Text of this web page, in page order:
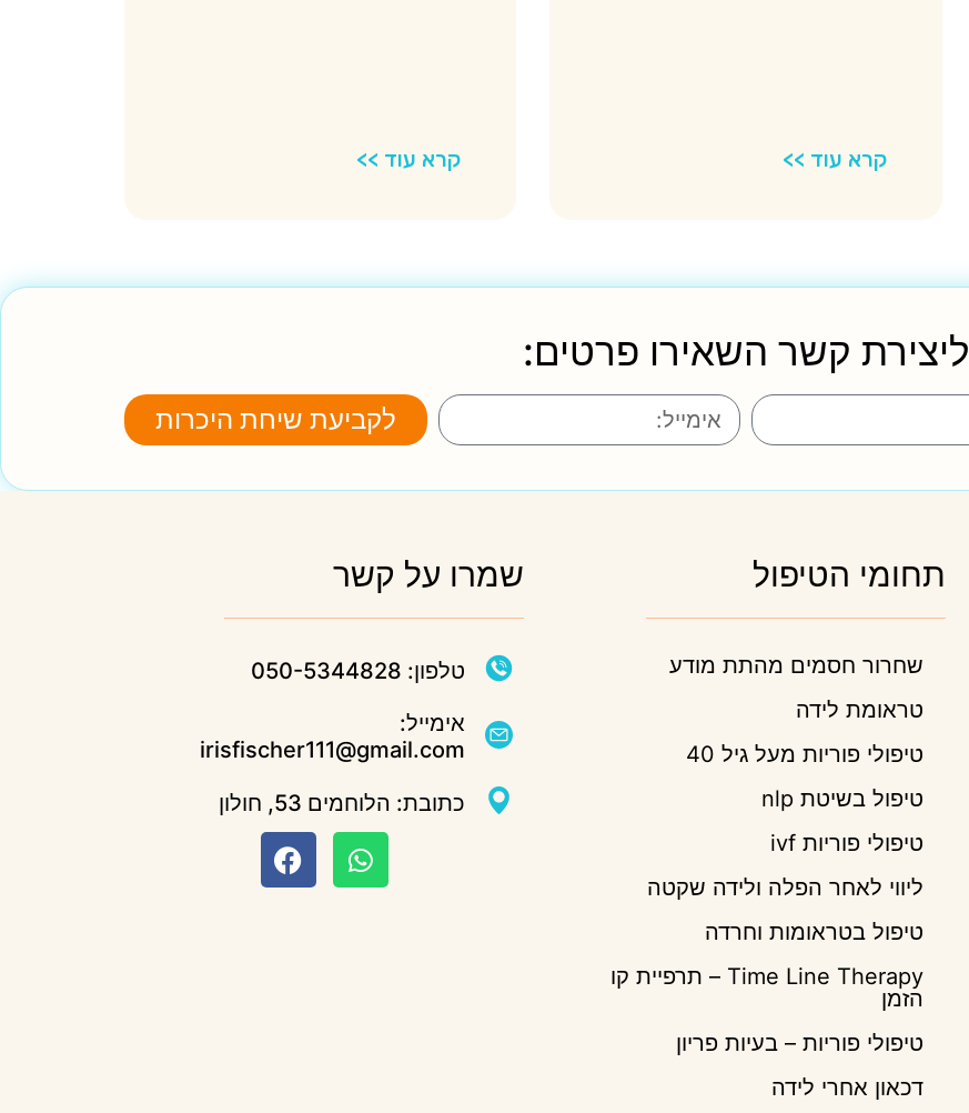
קרא עוד >> קרא עוד >>
ליצירת קשר השאירו פרטים:
לקביעת שיחת היכרות
תחומי הטיפול
שחרור חסמים מהתת מודע
טראומת לידה
טיפולי פוריות מעל גיל 40
טיפול בשיטת nlp
טיפולי פוריות ivf
ליווי לאחר הפלה ולידה שקטה
טיפול בטראומות וחרדה
Time Line Therapy – תרפיית קו
הזמן
טיפולי פוריות – בעיות פריון
דכאון אחרי לידה
שמרו על קשר
טלפון: 050-5344828
אימייל:
irisfischer111@gmail.com
כתובת: הלוחמים 53, חולון